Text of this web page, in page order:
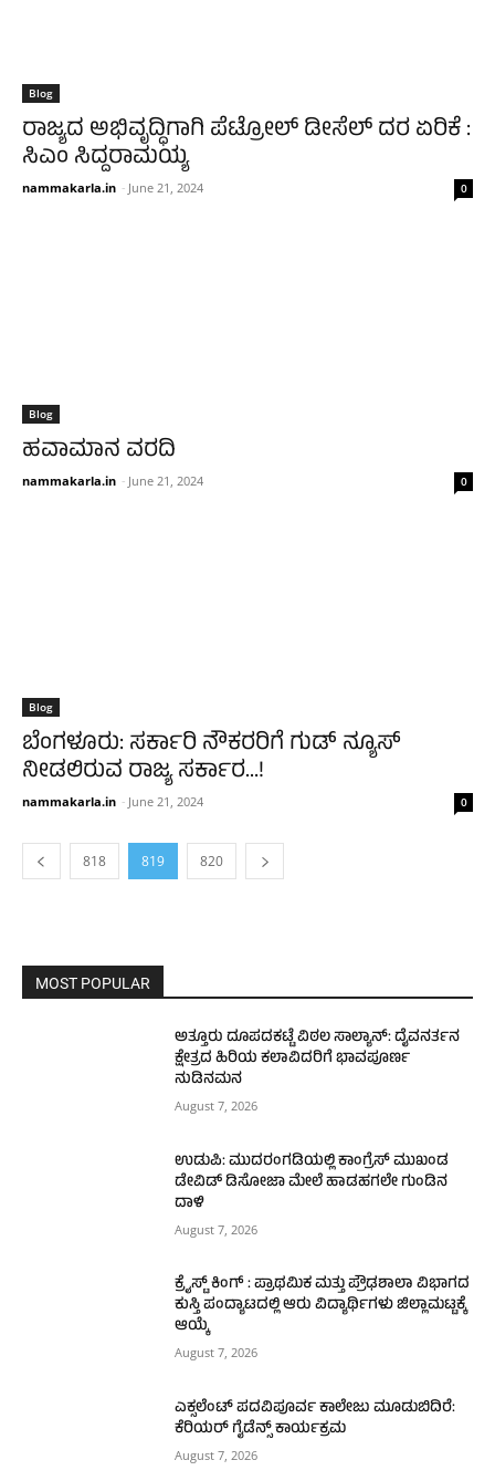
Blog
ರಾಜ್ಯದ ಅಭಿವೃದ್ಧಿಗಾಗಿ ಪೆಟ್ರೋಲ್ ಡೀಸೆಲ್ ದರ ಏರಿಕೆ :
ಸಿಎಂ ಸಿದ್ದರಾಮಯ್ಯ
nammakarla.in - June 21, 2024 0
Blog
ಹವಾಮಾನ ವರದಿ
nammakarla.in - June 21, 2024 0
Blog
ಬೆಂಗಳೂರು: ಸರ್ಕಾರಿ ನೌಕರರಿಗೆ ಗುಡ್ ನ್ಯೂಸ್
ನೀಡಲಿರುವ ರಾಜ್ಯ ಸರ್ಕಾರ…!
nammakarla.in - June 21, 2024 0
818 819 820
MOST POPULAR
ಅತ್ತೂರು ದೂಪದಕಟ್ಟೆ ವಿಠಲ ಸಾಲ್ಯಾನ್: ದೈವನರ್ತನ
ಕ್ಷೇತ್ರದ ಹಿರಿಯ ಕಲಾವಿದರಿಗೆ ಭಾವಪೂರ್ಣ
ನುಡಿನಮನ
August 7, 2026
ಉಡುಪಿ: ಮುದರಂಗಡಿಯಲ್ಲಿ ಕಾಂಗ್ರೆಸ್ ಮುಖಂಡ
ಡೇವಿಡ್ ಡಿಸೋಜಾ ಮೇಲೆ ಹಾಡಹಗಲೇ ಗುಂಡಿನ
ದಾಳಿ
August 7, 2026
ಕ್ರೈಸ್ಟ್ ಕಿಂಗ್ : ಪ್ರಾಥಮಿಕ ಮತ್ತು ಪ್ರೌಢಶಾಲಾ ವಿಭಾಗದ
ಕುಸ್ತಿ ಪಂದ್ಯಾಟದಲ್ಲಿ ಆರು ವಿದ್ಯಾರ್ಥಿಗಳು ಜಿಲ್ಲಾಮಟ್ಟಕ್ಕೆ
ಆಯ್ಕೆ
August 7, 2026
ಎಕ್ಸಲೆಂಟ್ ಪದವಿಪೂರ್ವ ಕಾಲೇಜು ಮೂಡುಬಿದಿರೆ:
ಕೆರಿಯರ್ ಗೈಡೆನ್ಸ್ ಕಾರ್ಯಕ್ರಮ
August 7, 2026